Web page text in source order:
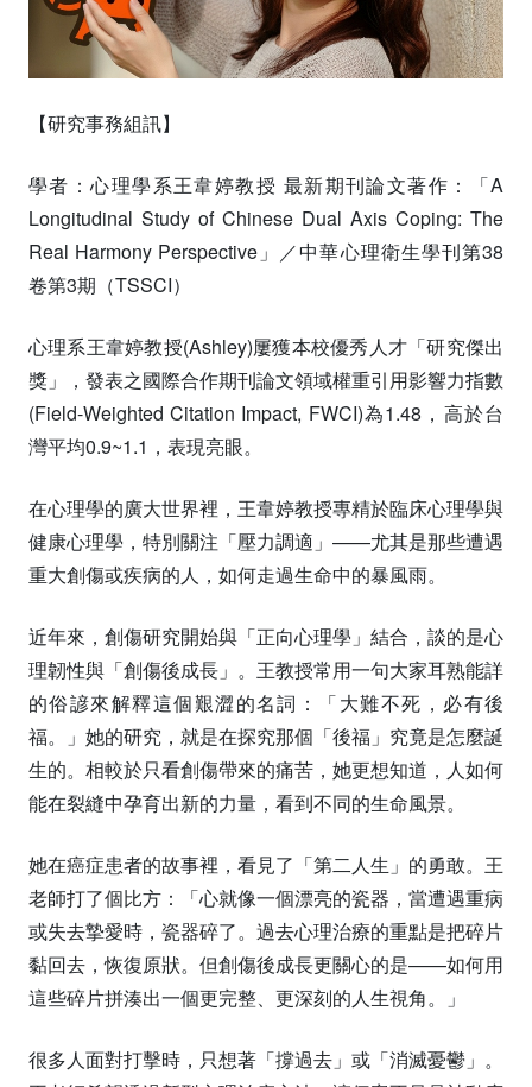
【研究事務組訊】
學者：心理學系王韋婷教授 最新期刊論文著作：「A
Longitudinal Study of Chinese Dual Axis Coping: The
Real Harmony Perspective」／中華心理衛生學刊第38
卷第3期（TSSCI）
心理系王韋婷教授(Ashley)屢獲本校優秀人才「研究傑出
獎」，發表之國際合作期刊論文領域權重引用影響力指數
(Field-Weighted Citation Impact, FWCI)為1.48，高於台
灣平均0.9~1.1，表現亮眼。
在心理學的廣大世界裡，王韋婷教授專精於臨床心理學與
健康心理學，特別關注「壓力調適」——尤其是那些遭遇
重大創傷或疾病的人，如何走過生命中的暴風雨。
近年來，創傷研究開始與「正向心理學」結合，談的是心
理韌性與「創傷後成長」。王教授常用一句大家耳熟能詳
的俗諺來解釋這個艱澀的名詞：「大難不死，必有後
福。」她的研究，就是在探究那個「後福」究竟是怎麼誕
生的。相較於只看創傷帶來的痛苦，她更想知道，人如何
能在裂縫中孕育出新的力量，看到不同的生命風景。
她在癌症患者的故事裡，看見了「第二人生」的勇敢。王
老師打了個比方：「心就像一個漂亮的瓷器，當遭遇重病
或失去摯愛時，瓷器碎了。過去心理治療的重點是把碎片
黏回去，恢復原狀。但創傷後成長更關心的是——如何用
這些碎片拼湊出一個更完整、更深刻的人生視角。」
很多人面對打擊時，只想著「撐過去」或「消滅憂鬱」。